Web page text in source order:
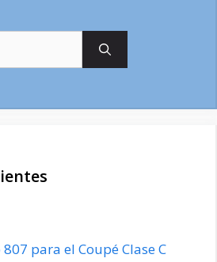
para el Coupé Clase C